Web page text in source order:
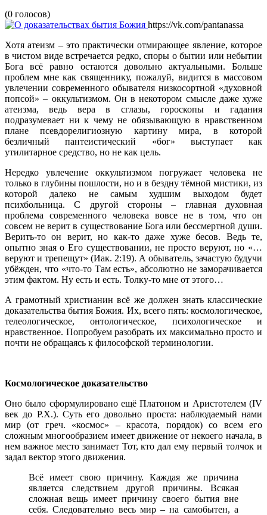
(0 голосов)
https://vk.com/pantanassa
Хотя атеизм – это практически отмирающее явление, которое
в чистом виде встречается редко, споры о бытии или небытии
Бога всё равно остаются довольно актуальными. Больше
проблем мне как священнику, пожалуй, видится в массовом
увлечении современного обывателя низкосортной «духовной
попсой» – оккультизмом. Он в некотором смысле даже хуже
атеизма, ведь вера в сглазы, гороскопы и гадания
подразумевает ни к чему не обязывающую в нравственном
плане псевдорелигиозную картину мира, в которой
безличный пантеистический «бог» выступает как
утилитарное средство, но не как цель.
Нередко увлечение оккультизмом погружает человека не
только в глубины пошлости, но и в бездну тёмной мистики, из
которой далеко не самым худшим выходом будет
психбольница. С другой стороны – главная духовная
проблема современного человека вовсе не в том, что он
совсем не верит в существование Бога или бессмертной души.
Верить-то он верит, но как-то даже хуже бесов. Ведь те,
опытно зная о Его существовании, не просто веруют, но «…
веруют и трепещут» (Иак. 2:19). А обыватель, зачастую будучи
убёжден, что «что-то Там есть», абсолютно не заморачивается
этим фактом. Ну есть и есть. Толку-то мне от этого…
А грамотный христианин всё же должен знать классические
доказательства бытия Божия. Их, всего пять: космологическое,
телеологическое, онтологическое, психологическое и
нравственное. Попробуем разобрать их максимально просто и
почти не обращаясь к философской терминологии.
Космологическое доказательство
Оно было сформулировано ещё Платоном и Аристотелем (IV
век до Р.Х.). Суть его довольно проста: наблюдаемый нами
мир (от греч. «космос» – красота, порядок) со всем его
сложным многообразием имеет движение от некоего начала, в
нем важное место занимает Тот, кто дал ему первый толчок и
задал вектор этого движения.
Всё имеет свою причину. Каждая же причина
является следствием другой причины. Всякая
сложная вещь имеет причину своего бытия вне
себя. Следовательно весь мир – на самобытен, а